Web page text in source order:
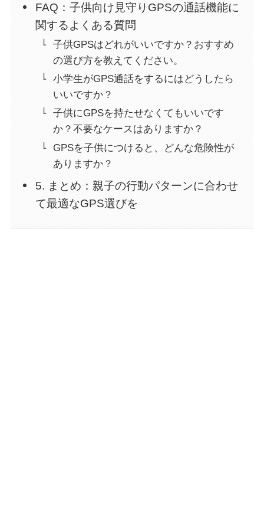
FAQ：子供向け見守りGPSの通話機能に
関するよくある質問
子供GPSはどれがいいですか？おすすめ
の選び方を教えてください。
小学生がGPS通話をするにはどうしたら
いいですか？
子供にGPSを持たせなくてもいいです
か？不要なケースはありますか？
GPSを子供につけると、どんな危険性が
ありますか？
5. まとめ：親子の行動パターンに合わせ
て最適なGPS選びを